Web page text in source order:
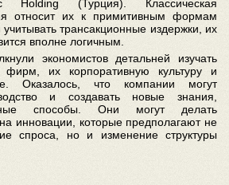
(Турция). Классическая
относит их к примитивным формам
трансакционные издержки, их
вполне логичным.
экономистов детальней изучать
фирм, их корпоративную культуру и
Оказалось, что компании могут
и создавать новые знания,
способы. Они могут делать
инновации, которые предполагают не
спроса, но и изменение структуры